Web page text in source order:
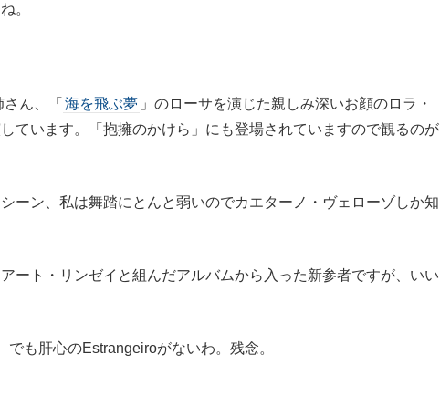
。
さん、「 海を飛ぶ夢 」のローサを演じた親しみ深いお顔のロラ・
ています。「抱擁のかけら」にも登場されていますので観るのが
ーン、私は舞踏にとんと弱いのでカエターノ・ヴェローゾしか知
ート・リンゼイと組んだアルバムから入った新参者ですが、いい
も肝心のEstrangeiroがないわ。残念。